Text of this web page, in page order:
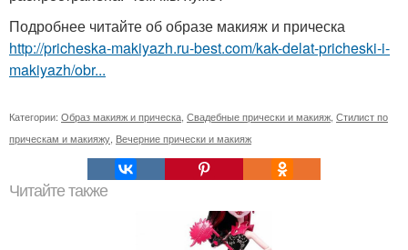
Подробнее читайте об образе макияж и прическа
http://pricheska-makiyazh.ru-best.com/kak-delat-pricheski-i-
makiyazh/obr...
Категории: Образ макияж и прическа Свадебные прически и макияж Стилист по
прическам и макияжу Вечерние прически и макияж
Читайте также